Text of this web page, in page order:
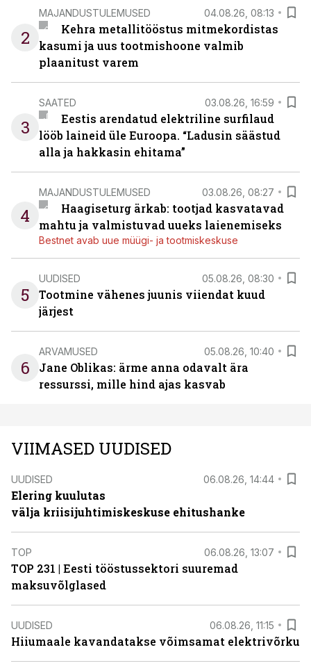
2
MAJANDUSTULEMUSED 04.08.26, 08:13
Kehra metallitööstus mitmekordistas
kasumi ja uus tootmishoone valmib
plaanitust varem
3
SAATED 03.08.26, 16:59
Eestis arendatud elektriline surfilaud
lööb laineid üle Euroopa. “Ladusin säästud
alla ja hakkasin ehitama”
4
MAJANDUSTULEMUSED 03.08.26, 08:27
Haagiseturg ärkab: tootjad kasvatavad
mahtu ja valmistuvad uueks laienemiseks
Bestnet avab uue müügi- ja tootmiskeskuse
5
UUDISED 05.08.26, 08:30
Tootmine vähenes juunis viiendat kuud
järjest
6
ARVAMUSED 05.08.26, 10:40
Jane Oblikas: ärme anna odavalt ära
ressurssi, mille hind ajas kasvab
VIIMASED UUDISED
UUDISED 06.08.26, 14:44
Elering kuulutas
välja kriisijuhtimiskeskuse ehitushanke
TOP 06.08.26, 13:07
TOP 231 | Eesti tööstussektori suuremad
maksuvõlglased
UUDISED 06.08.26, 11:15
Hiiumaale kavandatakse võimsamat elektrivõrku